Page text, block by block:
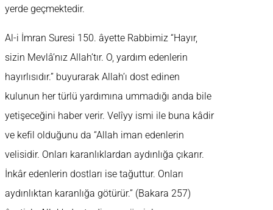
yerde geçmektedir.
Al-i İmran Suresi 150. âyette Rabbimiz “Hayır,
sizin Mevlâ’nız Allah’tır. O, yardım edenlerin
hayırlısıdır.” buyurarak Allah’ı dost edinen
kulunun her türlü yardımına ummadığı anda bile
yetişeceğini haber verir. Velîyy ismi ile buna kâdir
ve kefil olduğunu da “Allah iman edenlerin
velisidir. Onları karanlıklardan aydınlığa çıkarır.
İnkâr edenlerin dostları ise tağuttur. Onları
aydınlıktan karanlığa götürür.” (Bakara 257)